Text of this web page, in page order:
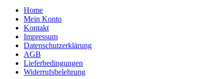
Home
Mein Konto
Kontakt
Impressum
Datenschutzerklärung
AGB
Lieferbedingungen
Widerrufsbelehrung